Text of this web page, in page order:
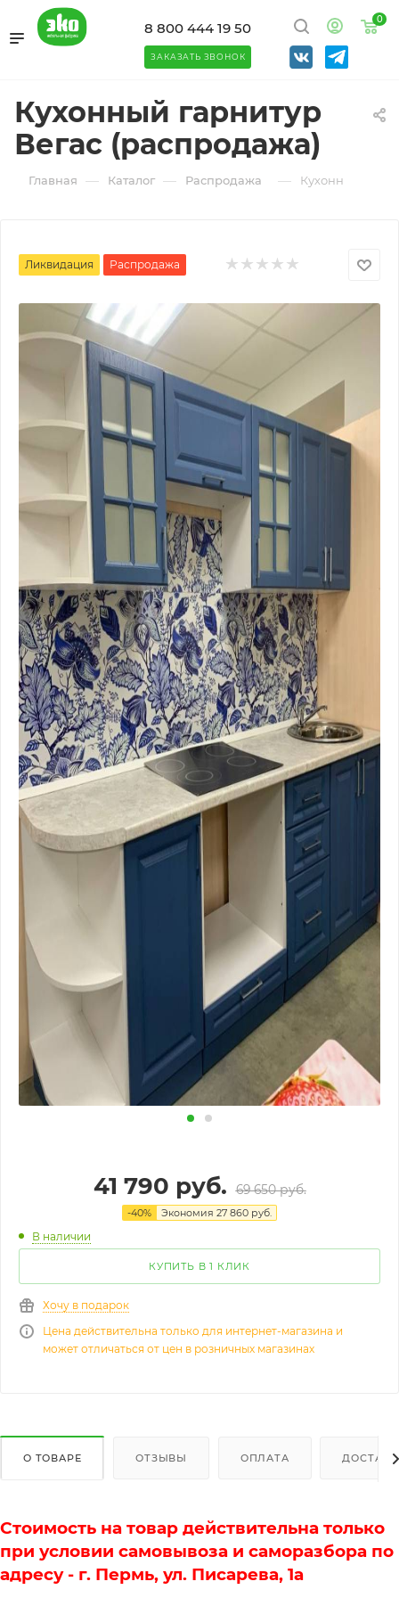
0
8 800 444 19 50
ЗАКАЗАТЬ ЗВОНОК
Кухонный гарнитур
Вегас (распродажа)
Главная — Каталог — Распродажа — Кухонный
Ликвидация Распродажа
41 790 руб. 69 650руб.
-40% Экономия 27 860 руб.
В наличии
КУПИТЬ В 1 КЛИК
Хочу в подарок
Цена действительна только для интернет-магазина и
может отличаться от цен в розничных магазинах
О ТОВАРЕ ОТЗЫВЫ ОПЛАТА
Стоимость на товар действительна только
при условии самовывоза и саморазбора по
адресу - г. Пермь, ул. Писарева, 1а